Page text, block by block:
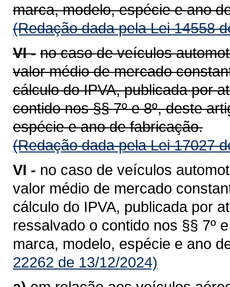
marca, modelo, espécie e ano
(Redação dada pela Lei 14558
VI - no caso de veículos
valor médio de mercado
cálculo do IPVA, publicada por
contido nos §§ 7º e 8º, deste
espécie e ano de fabricação.
(Redação dada pela Lei 17027
VI - no caso de veículos
valor médio de mercado
cálculo do IPVA, publicada por
ressalvado o contido nos §§ 7º
marca, modelo, espécie e ano
22262 de 13/12/2024)